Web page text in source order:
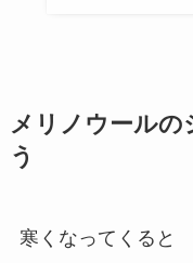
メリノウール
う
寒くなってくると